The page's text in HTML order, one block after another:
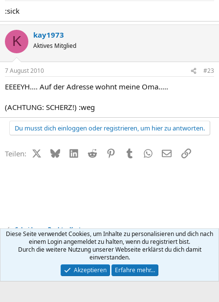
:sick
K kay1973
Aktives Mitglied
7 August 2010 #23
EEEEYH.... Auf der Adresse wohnt meine Oma.....
(ACHTUNG: SCHERZ!) :weg
Du musst dich einloggen oder registrieren, um hier zu antworten.
Teilen: X (Twitter)
BlueskyLinkedIn
Reddit PinterestTumblr WhatsApp
E-MailLink
Scheidung - Recht + Kosten
Kontakt Nutzungsbedingungen Datenschutz Hilfe
R
Community platform by XenForo ® © 2010-2026 XenForo Ltd.
Diese Seite verwendet Cookies, um Inhalte zu personalisieren und dich nach
einem Login angemeldet zu halten, wenn du registriert bist.
Durch die weitere Nutzung unserer Webseite erklärst du dich damit
einverstanden.
Akzeptieren
Erfahre mehr…